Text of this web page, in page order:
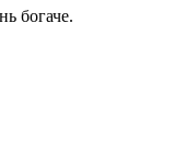
богаче.